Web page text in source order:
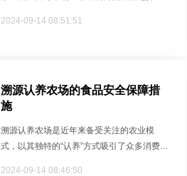
2024-09-14 08:51:51
溯源认养农场的食品安全保障措
施
溯源认养农场是近年来备受关注的农业模
式，以其独特的“认养”方式吸引了众多消费者
2024-09-14 08:46:50